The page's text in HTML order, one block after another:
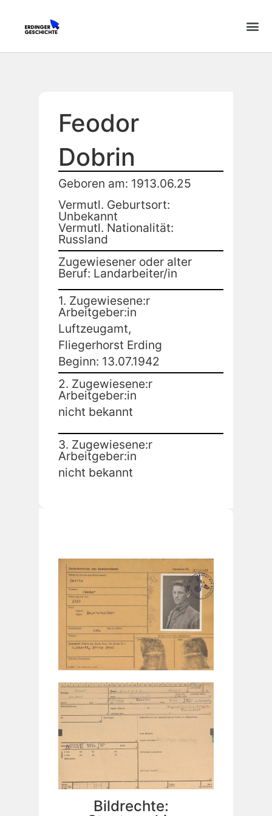
Feodor
Dobrin
Geboren am: 1913.06.25
Vermutl. Geburtsort:
Unbekannt
Vermutl. Nationalität:
Russland
Zugewiesener oder alter
Beruf: Landarbeiter/in
1. Zugewiesene:r
Arbeitgeber:in
Luftzeugamt,
Fliegerhorst Erding
Beginn: 13.07.1942
2. Zugewiesene:r
Arbeitgeber:in
nicht bekannt
3. Zugewiesene:r
Arbeitgeber:in
nicht bekannt
Bildrechte: